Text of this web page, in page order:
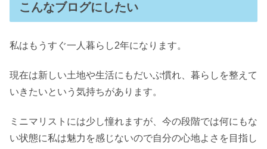
こんなブログにしたい
私はもうすぐ一人暮らし2年になります。
現在は新しい土地や生活にもだいぶ慣れ、暮らしを整えて
いきたいという気持ちがあります。
ミニマリストには少し憧れますが、今の段階では何にもな
い状態に私は魅力を感じないので自分の心地よさを目指し